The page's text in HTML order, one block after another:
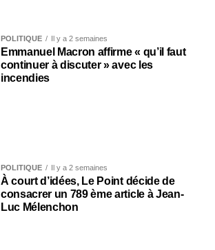
POLITIQUE Il y a 2 semaines
Emmanuel Macron affirme « qu’il faut
continuer à discuter » avec les
incendies
POLITIQUE Il y a 2 semaines
À court d’idées, Le Point décide de
consacrer un 789 ème article à Jean-
Luc Mélenchon